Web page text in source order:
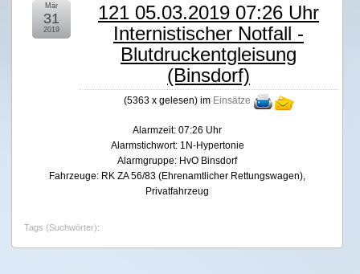
121 05.03.2019 07:26 Uhr
Internistischer Notfall -
Blutdruckentgleisung
(Binsdorf)
(5363 x gelesen) im Einsätze
Mär
31
2019
Alarmzeit: 07:26 Uhr
Alarmstichwort: 1N-Hypertonie
Alarmgruppe: HvO Binsdorf
Fahrzeuge: RK ZA 56/83 (Ehrenamtlicher Rettungswagen),
Privatfahrzeug
Tags (Suchwörter):